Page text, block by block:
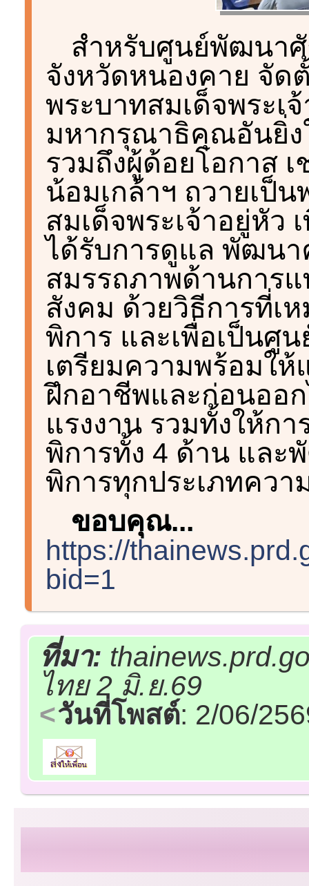
สำหรับศูนย์พัฒนา
จังหวัดหนองคาย จัด
พระบาทสมเด็จพระเ
มหากรุณาธิคุณอันยิ่ง
รวมถึงผู้ด้อยโอกาส
น้อมเกล้าฯ ถวายเป็
สมเด็จพระเจ้าอยู่หัว
ได้รับการดูแล พัฒน
สมรรถภาพด้านการ
สังคม ด้วยวิธีการที่เ
พิการ และเพื่อเป็นศู
เตรียมความพร้อมใ
ฝึกอาชีพและก่อนออ
แรงงาน รวมทั้งให้ก
พิการทั้ง 4 ด้าน แล
พิการทุกประเภทควา
ขอบคุณ...
https://
bid=1
ที่มา:
ไทย 2 มิ.ย.69
วันที่โพสต์: 2/06/